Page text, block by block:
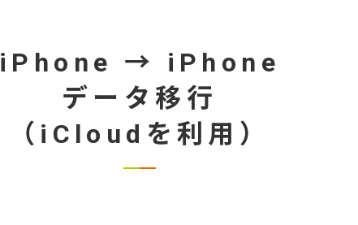
iPhone → iPhone
データ移行
（iCloudを利用）